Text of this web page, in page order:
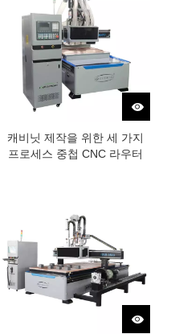
캐비닛 제작을 위한 세 가지
프로세스 중첩 CNC 라우터